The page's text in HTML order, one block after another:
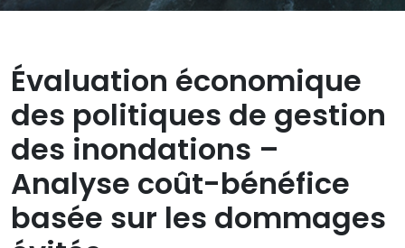
Évaluation économique
des politiques de gestion
des inondations –
Analyse coût-bénéfice
basée sur les dommages